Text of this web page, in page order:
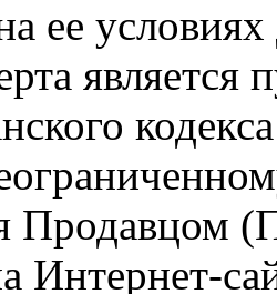
ее
является
Продавцом
Интернет-